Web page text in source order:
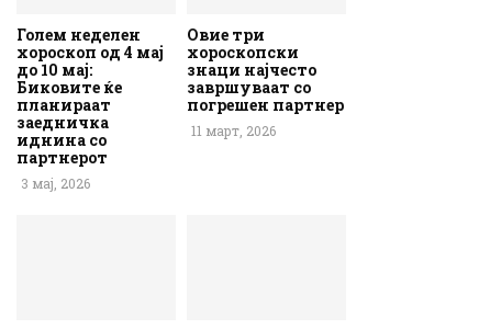
Голем неделен
хороскоп од 4 мај
до 10 мај:
Биковите ќе
планираат
заедничка
иднина со
партнерот
3 мај, 2026
Овие три
хороскопски
знаци најчесто
завршуваат со
погрешен партнер
11 март, 2026